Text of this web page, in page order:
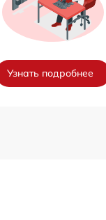
Узнать подробнее